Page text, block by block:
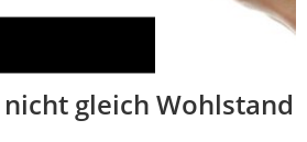
gleich Wohlstand